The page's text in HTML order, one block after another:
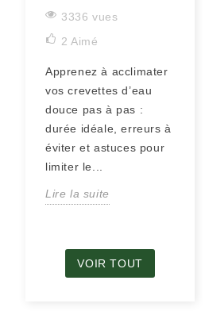
3336 vues
2 Aimé
Apprenez à acclimater
vos crevettes d’eau
douce pas à pas :
durée idéale, erreurs à
éviter et astuces pour
limiter le...
Lire la suite
VOIR TOUT